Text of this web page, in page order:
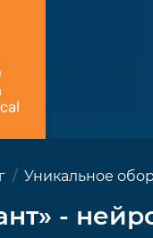
Уникальное
-